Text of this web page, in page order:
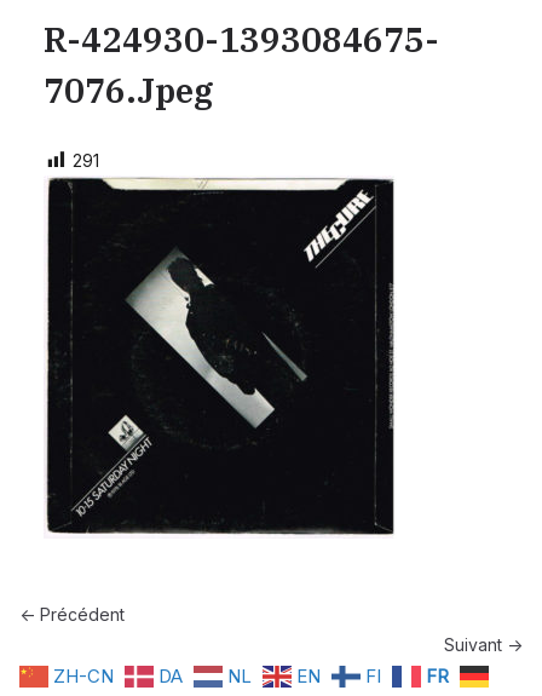
R-424930-1393084675-
7076.jpeg
291
← Précédent
Suivant →
ZH-CN DA NL EN FI
FR